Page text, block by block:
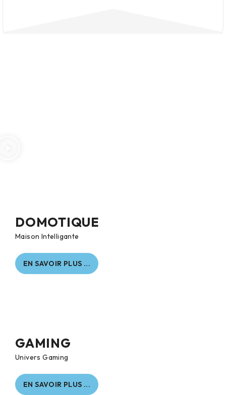
DOMOTIQUE
Maison Intelligante
EN SAVOIR PLUS ...
GAMING
Univers Gaming
EN SAVOIR PLUS ...